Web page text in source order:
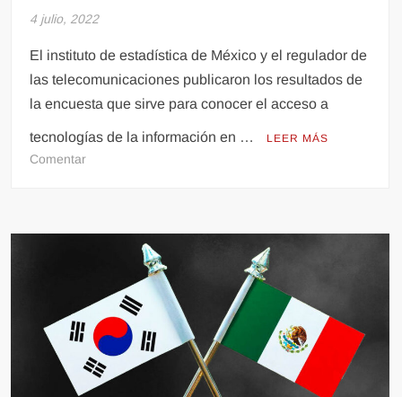
4 julio, 2022
El instituto de estadística de México y el regulador de
las telecomunicaciones publicaron los resultados de
la encuesta que sirve para conocer el acceso a
tecnologías de la información en … LEER MÁS
Comentaren
México
creció
6.74%
en
2021: